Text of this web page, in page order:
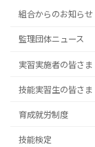
組合からのお知らせ
監理団体ニュース
実習実施者の皆さま
技能実習生の皆さま
育成就労制度
技能検定